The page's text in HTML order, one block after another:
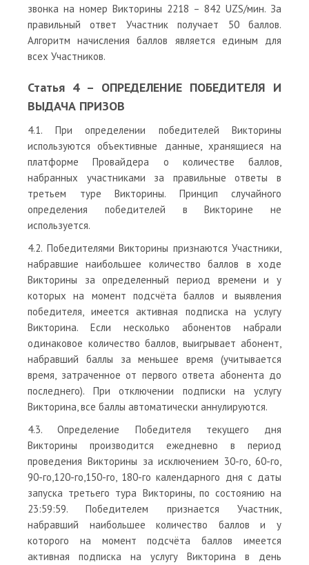
звонка на номер Викторины 2218 – 842 UZS/мин. За
правильный ответ Участник получает 50 баллов.
Алгоритм начисления баллов является единым для
всех Участников.
Статья 4 – ОПРЕДЕЛЕНИЕ ПОБЕДИТЕЛЯ И
ВЫДАЧА ПРИЗОВ
4.1. При определении победителей Викторины
используются объективные данные, хранящиеся на
платформе Провайдера о количестве баллов,
набранных участниками за правильные ответы в
третьем туре Викторины. Принцип случайного
определения победителей в Викторине не
используется.
4.2. Победителями Викторины признаются Участники,
набравшие наибольшее количество баллов в ходе
Викторины за определенный период времени и у
которых на момент подсчёта баллов и выявления
победителя, имеется активная подписка на услугу
Викторина. Если несколько абонентов набрали
одинаковое количество баллов, выигрывает абонент,
набравший баллы за меньшее время (учитывается
время, затраченное от первого ответа абонента до
последнего). При отключении подписки на услугу
Викторина, все баллы автоматически аннулируются.
4.3. Определение Победителя текущего дня
Викторины производится ежедневно в период
проведения Викторины за исключением 30-го, 60-го,
90-го,120-го,150-го, 180-го календарного дня с даты
запуска третьего тура Викторины, по состоянию на
23:59:59. Победителем признается Участник,
набравший наибольшее количество баллов и у
которого на момент подсчёта баллов имеется
активная подписка на услугу Викторина в день